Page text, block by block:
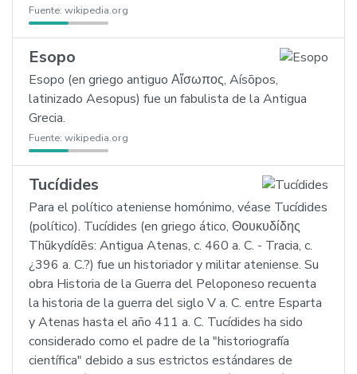
Fuente: wikipedia.org
Esopo
Esopo (en griego antiguo Αἴσωπος, Aísōpos,
latinizado Aesopus) fue un fabulista de la Antigua
Grecia.
Fuente: wikipedia.org
Tucídides
Para el político ateniense homónimo, véase Tucídides
(político). Tucídides (en griego ático, Θουκυδίδης
Thūkydídēs: Antigua Atenas, c. 460 a. C. - Tracia, c.
¿396 a. C.?) fue un historiador y militar ateniense. Su
obra Historia de la Guerra del Peloponeso recuenta
la historia de la guerra del siglo V a. C. entre Esparta
y Atenas hasta el año 411 a. C. Tucídides ha sido
considerado como el padre de la "historiografía
científica" debido a sus estrictos estándares de